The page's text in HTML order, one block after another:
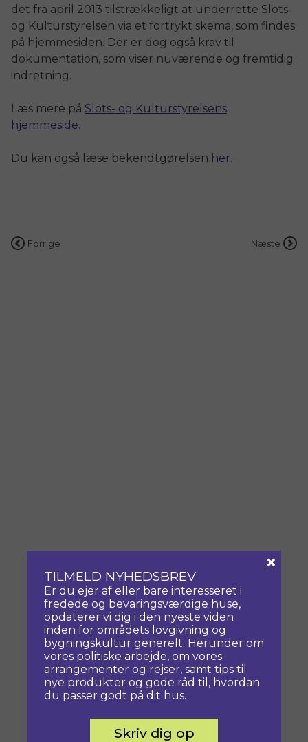
det fra april 2013 tilstrækkeligt at underrette Slots-
og Kulturstyrelsen via et fortrykt skema, som findes
på hjemmesiden. Der er dog også krav til
dokumentation, som viser nuværende og fremtidig
indretning.
Læs mere på Slots- og Kulturstyrelsens
hjemmeside.
Du kan også læse bekendtgørelsen her.
Indlægsnavigation
Forrige Næste
TILMELD NYHEDSBREV
Er du ejer af eller bare interesseret i
fredede og bevaringsværdige huse,
opdaterer vi dig i den nyeste viden
inden for områdets lovgivning og
bygningskultur generelt. Herunder om
vores politiske arbejde, om vores
arrangementer og rejser, samt tips til
nye produkter og gode råd til, hvordan
du passer godt på dit hus.
Skriv dig op
×